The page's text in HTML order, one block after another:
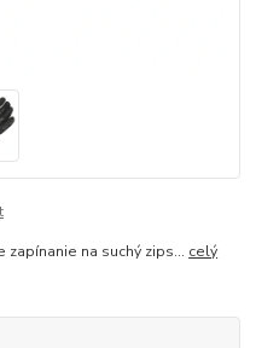
zapínanie na suchý zips... celý